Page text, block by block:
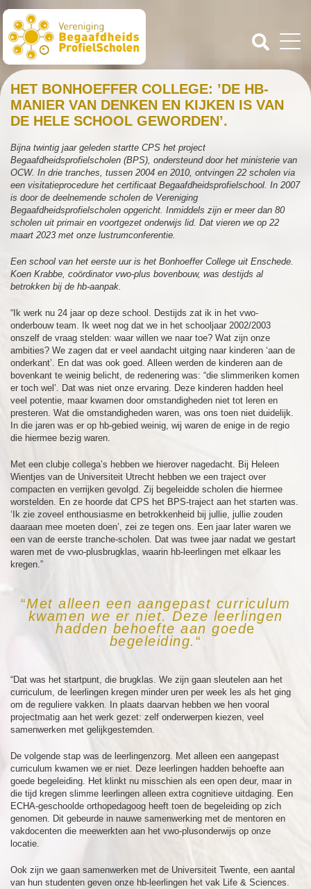
HET BONHOEFFER COLLEGE: ’DE HB-
MANIER VAN DENKEN EN KIJKEN IS VAN
DE HELE SCHOOL GEWORDEN’.
Bijna twintig jaar geleden startte CPS het project
Begaafdheidsprofielscholen (BPS), ondersteund door het ministerie van
OCW. In drie tranches, tussen 2004 en 2010, ontvingen 22 scholen via
een visitatieprocedure het certificaat Begaafdheidsprofielschool. In 2007
is door de deelnemende scholen de Vereniging
Begaafdheidsprofielscholen opgericht. Inmiddels zijn er meer dan 80
scholen uit primair en voortgezet onderwijs lid. Dat vieren we op 22
maart 2023 met onze lustrumconferentie.
Een school van het eerste uur is het Bonhoeffer College uit Enschede.
Koen Krabbe, coördinator vwo-plus bovenbouw, was destijds al
betrokken bij de hb-aanpak.
“Ik werk nu 24 jaar op deze school. Destijds zat ik in het vwo-
onderbouw team. Ik weet nog dat we in het schooljaar 2002/2003
onszelf de vraag stelden: waar willen we naar toe? Wat zijn onze
ambities? We zagen dat er veel aandacht uitging naar kinderen ‘aan de
onderkant’. En dat was ook goed. Alleen werden de kinderen aan de
bovenkant te weinig belicht, de redenering was: “die slimmeriken komen
er toch wel’. Dat was niet onze ervaring. Deze kinderen hadden heel
veel potentie, maar kwamen door omstandigheden niet tot leren en
presteren. Wat die omstandigheden waren, was ons toen niet duidelijk.
In die jaren was er op hb-gebied weinig, wij waren de enige in de regio
die hiermee bezig waren.
Met een clubje collega’s hebben we hierover nagedacht. Bij Heleen
Wientjes van de Universiteit Utrecht hebben we een traject over
compacten en verrijken gevolgd. Zij begeleidde scholen die hiermee
worstelden. En ze hoorde dat CPS het BPS-traject aan het starten was.
‘Ik zie zoveel enthousiasme en betrokkenheid bij jullie, jullie zouden
daaraan mee moeten doen’, zei ze tegen ons. Een jaar later waren we
een van de eerste tranche-scholen. Dat was twee jaar nadat we gestart
waren met de vwo-plusbrugklas, waarin hb-leerlingen met elkaar les
kregen.”
“Met alleen een aangepast curriculum
kwamen we er niet. Deze leerlingen
hadden behoefte aan goede
begeleiding. “
“Dat was het startpunt, die brugklas. We zijn gaan sleutelen aan het
curriculum, de leerlingen kregen minder uren per week les als het ging
om de reguliere vakken. In plaats daarvan hebben we hen vooral
projectmatig aan het werk gezet: zelf onderwerpen kiezen, veel
samenwerken met gelijkgestemden.
De volgende stap was de leerlingenzorg. Met alleen een aangepast
curriculum kwamen we er niet. Deze leerlingen hadden behoefte aan
goede begeleiding. Het klinkt nu misschien als een open deur, maar in
die tijd kregen slimme leerlingen alleen extra cognitieve uitdaging. Een
ECHA-geschoolde orthopedagoog heeft toen de begeleiding op zich
genomen. Dit gebeurde in nauwe samenwerking met de mentoren en
vakdocenten die meewerkten aan het vwo-plusonderwijs op onze
locatie.
Ook zijn we gaan samenwerken met de Universiteit Twente, een aantal
van hun studenten geven onze hb-leerlingen het vak Life & Sciences.